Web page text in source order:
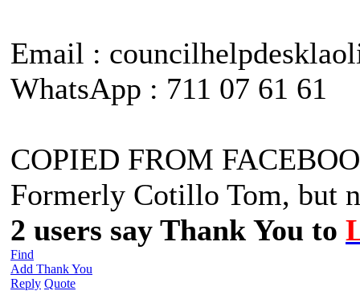
Email :
WhatsApp : 711 07 61 61
COPIED FROM
Formerly Cotillo Tom, but
2 users say Thank You to
Find
Add Thank You
Reply Quote